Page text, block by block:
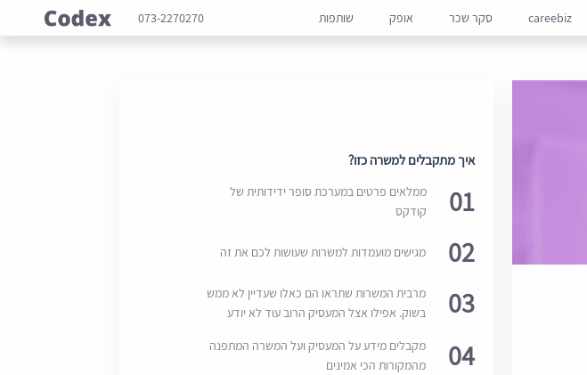
careebiz סקר שכר אופק שותפות 073-2270270
איך מתקבלים למשרה כזו?
01
ממלאים פרטים במערכת סופר ידידותית של
קודקס
02 מגישים מועמדות למשרות שעושות לכם את זה
03
מרבית המשרות שתראו הם כאלו שעדיין לא ממש
בשוק. אפילו אצל המעסיק הרוב עוד לא יודע
04
מקבלים מידע על המעסיק ועל המשרה המתפנה
מהמקורות הכי אמינים